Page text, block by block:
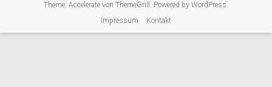
Theme: Acceleratevon ThemeGrill. Powered by WordPress.
Impressum
Kontakt